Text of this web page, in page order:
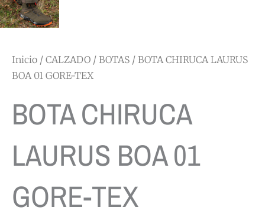
Inicio / CALZADO / BOTAS / BOTA CHIRUCA LAURUS
BOA 01 GORE-TEX
BOTA CHIRUCA
LAURUS BOA 01
GORE-TEX